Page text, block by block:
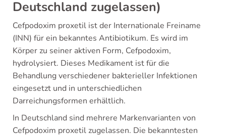
Deutschland zugelassen)
Cefpodoxim proxetil ist der Internationale Freiname
(INN) für ein bekanntes Antibiotikum. Es wird im
Körper zu seiner aktiven Form, Cefpodoxim,
hydrolysiert. Dieses Medikament ist für die
Behandlung verschiedener bakterieller Infektionen
eingesetzt und in unterschiedlichen
Darreichungsformen erhältlich.
In Deutschland sind mehrere Markenvarianten von
Cefpodoxim proxetil zugelassen. Die bekanntesten